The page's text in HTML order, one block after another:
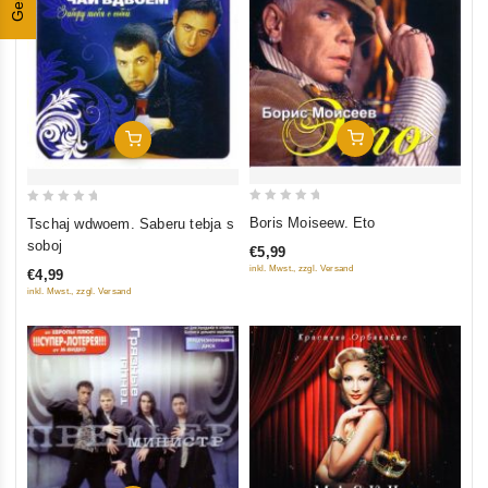
In Den Warenkorb
5
Tschaj wdwoem. Saberu tebja s
soboj
€4,99
inkl. Mwst., zzgl. Versand
In Den Warenkorb
of
Boris Moiseew. Eto
€5,99
inkl. Mwst., zzgl. Versand